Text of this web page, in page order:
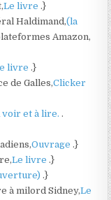
Le livre.}
Haldimand,(la
Amazon,
livre.}
de Galles,Clicker
voir et à lire..
Ouvrage.}
Le livre.}
.}
à milord Sidney,Le